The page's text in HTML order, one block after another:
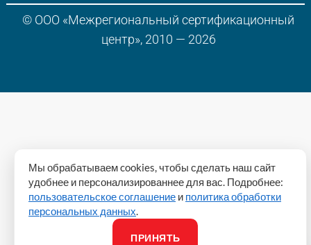
© ООО «Межрегиональный сертификационный
центр», 2010 — 2026
Мы обрабатываем cookies, чтобы сделать наш сайт
удобнее и персонализированнее для вас. Подробнее:
пользовательское соглашение и политика обработки
персональных данных.
ПРИНЯТЬ